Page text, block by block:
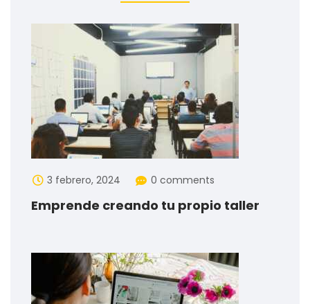
3 febrero, 2024 0 comments
Emprende creando tu propio taller